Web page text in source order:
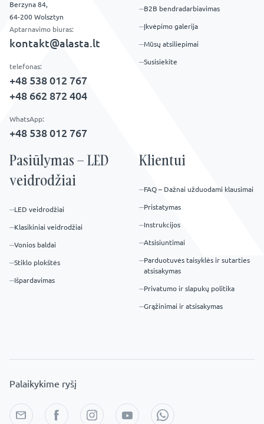
B2B bendradarbiavimas
Įkvėpimo galerija
Mūsų atsiliepimai
Susisiekite
Pasiūlymas – LED
veidrodžiai
LED veidrodžiai
Klasikiniai veidrodžiai
Vonios baldai
Stiklo plokštės
Išpardavimas
Klientui
FAQ – Dažnai užduodami klausimai
Pristatymas
Instrukcijos
Atsisiuntimai
Parduotuvės taisyklės ir sutarties
atsisakymas
Privatumo ir slapukų politika
Grąžinimai ir atsisakymas
Berzyna 84,
64-200 Wolsztyn
Aptarnavimo biuras:
kontakt@alasta.lt
telefonas:
+48 538 012 767
+48 662 872 404
WhatsApp:
+48 538 012 767
Palaikykime ryšį